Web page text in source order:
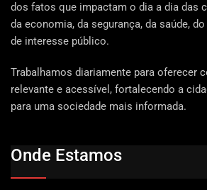
dos fatos que impactam o dia a dia das
da economia, da segurança, da saúde,
de interesse público.
Trabalhamos diariamente para oferecer
relevante e acessível, fortalecendo a
para uma sociedade mais informada.
Onde Estamos